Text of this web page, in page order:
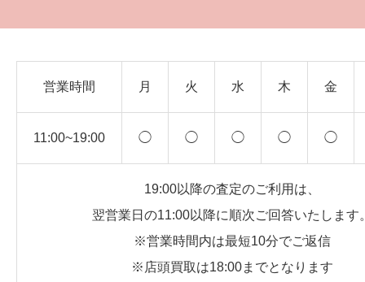
営業時間 月 火 水 木 金
11:00~19:00 ◯ ◯ ◯ ◯ ◯
19:00以降の査定のご利用は、
翌営業日の11:00以降に順次ご回答いたします
※営業時間内は最短10分でご返信
※店頭買取は18:00までとなります